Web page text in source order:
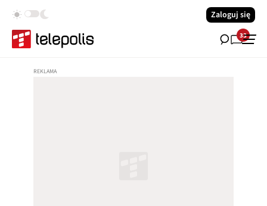
Zaloguj się
33